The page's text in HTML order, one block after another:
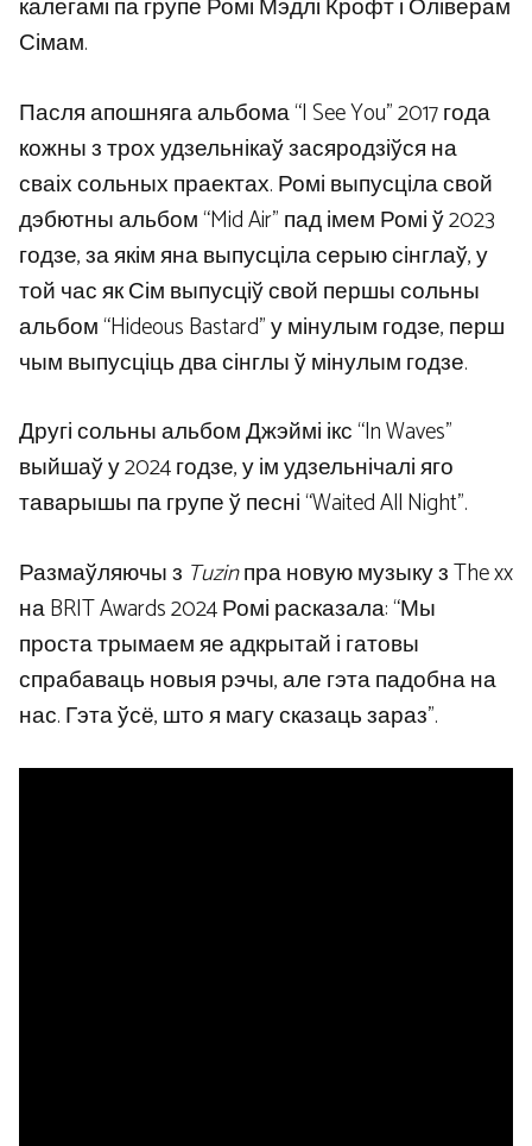
калегамі па групе Ромі Мэдлі Крофт і Оліверам
Сімам.
Пасля апошняга альбома “I See You” 2017 года
кожны з трох удзельнікаў засяродзіўся на
сваіх сольных праектах. Ромі выпусціла свой
дэбютны альбом “Mid Air” пад імем Ромі ў 2023
годзе, за якім яна выпусціла серыю сінглаў, у
той час як Сім выпусціў свой першы сольны
альбом “Hideous Bastard” у мінулым годзе, перш
чым выпусціць два сінглы ў мінулым годзе.
Другі сольны альбом Джэймі ікс “In Waves”
выйшаў у 2024 годзе, у ім удзельнічалі яго
таварышы па групе ў песні “Waited All Night”.
Размаўляючы з Tuzinпра новую музыку з The xx
на BRIT Awards 2024 Ромі расказала: “Мы
проста трымаем яе адкрытай і гатовы
спрабаваць новыя рэчы, але гэта падобна на
нас. Гэта ўсё, што я магу сказаць зараз”.